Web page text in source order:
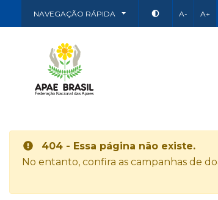
NAVEGAÇÃO RÁPIDA A- A+
404 - Essa página não existe.
No entanto, confira as campanhas de